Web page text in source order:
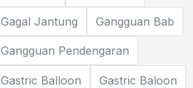
Gagal Jantung Gangguan Bab
Gangguan Pendengaran
Gastric Balloon Gastric Baloon